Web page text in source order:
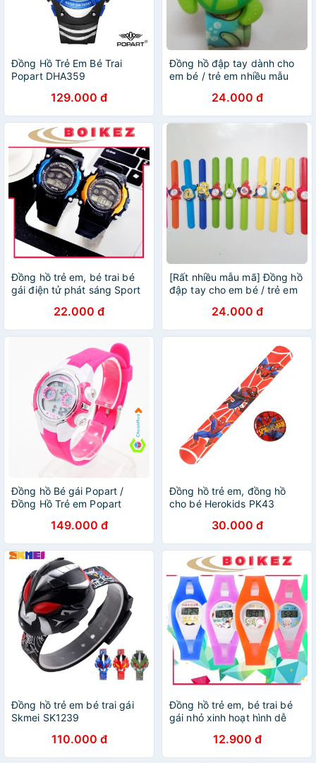
Đồng Hồ Trẻ Em Bé Trai
Popart DHA359
129.000 đ
Đồng hồ đập tay dành cho
em bé / trẻ em nhiều mẫu
24.000 đ
Đồng hồ trẻ em, bé trai bé
gái điện tử phát sáng Sport
22.000 đ
[Rất nhiều mẫu mã] Đồng hồ
đập tay cho em bé / trẻ em
24.000 đ
Đồng hồ Bé gái Popart /
Đồng Hồ Trẻ em Popart
149.000 đ
Đồng hồ trẻ em, đồng hồ
cho bé Herokids PK43
30.000 đ
Đồng hồ trẻ em bé trai gái
Skmei SK1239
110.000 đ
Đồng hồ trẻ em, bé trai bé
gái nhỏ xinh hoạt hình dễ
12.900 đ